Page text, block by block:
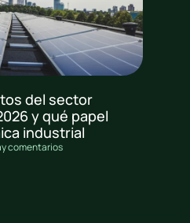
del sector
y qué papel
industrial
comentarios